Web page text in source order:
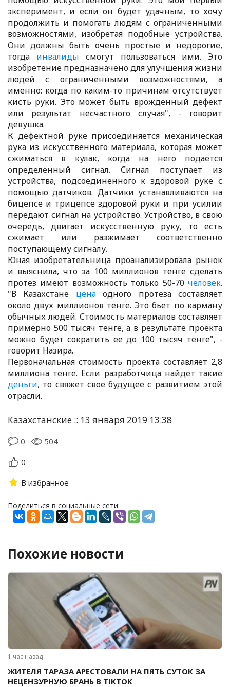
эксперимент, и если он будет удачным, то хочу
продолжить и помогать людям с ограниченными
возможностями, изобретая подобные устройства.
Они должны быть очень простые и недорогие,
тогда инвалиды смогут пользоваться ими. Это
изобретение предназначено для улучшения жизни
людей с ограниченными возможностями, а
именно: когда по каким-то причинам отсутствует
кисть руки. Это может быть врожденный дефект
или результат несчастного случая", - говорит
девушка.
К дефектной руке присоединяется механическая
рука из искусственного материала, которая может
сжиматься в кулак, когда на него подается
определенный сигнал. Сигнал поступает из
устройства, подсоединенного к здоровой руке с
помощью датчиков. Датчики устанавливаются на
бицепсе и трицепсе здоровой руки и при усилии
передают сигнал на устройство. Устройство, в свою
очередь, двигает искусственную руку, то есть
сжимает или разжимает соответственно
поступающему сигналу.
Юная изобретательница проанализировала рынок
и выяснила, что за 100 миллионов тенге сделать
протез имеют возможность только 50-70 человек.
"В Казахстане ценаодного протеза составляет
около двух миллионов тенге. Это бьет по карману
обычных людей. Стоимость материалов составляет
примерно 500 тысяч тенге, а в результате проекта
можно будет сократить ее до 100 тысяч тенге", -
говорит Назира.
Первоначальная стоимость проекта составляет 2,8
миллиона тенге. Если разработчица найдет такие
деньги, то свяжет свое будущее с развитием этой
отрасли.
Казахстанские :: 13 января 2019 13:38
0
504
0
В избранное
Поделиться в социальные сети:
Похожие новости
1 час назад
ЖИТЕЛЯ ТАРАЗА АРЕСТОВАЛИ НА ПЯТЬ СУТОК ЗА
НЕЦЕНЗУРНУЮ БРАНЬ В TIKTOK